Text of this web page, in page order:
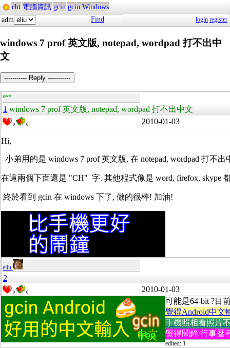
cht 電腦資訊 gcin gcin Windows
adm
Find login register
windows 7 prof 英文版, notepad, wordpad 打不出中
文
----------- Reply -----------
guest
1 windows 7 prof 英文版, notepad, wordpad 打不出中文
0 0 2010-01-03
Hi,
小弟用的是 windows 7 prof 英文版, 在 notepad, wordpad 打不
在這兩個下面還是 "CH" 字. 其他程式像是 word, firefox, skype
終於看到 gcin 在 windows 下了, 做的很棒! 加油!
eliu
2
0 0
2010-01-03
可能是64-bit ?目
覺得Android中文
手機照相看照片
覺得鬧鐘/行事曆
edited: 1